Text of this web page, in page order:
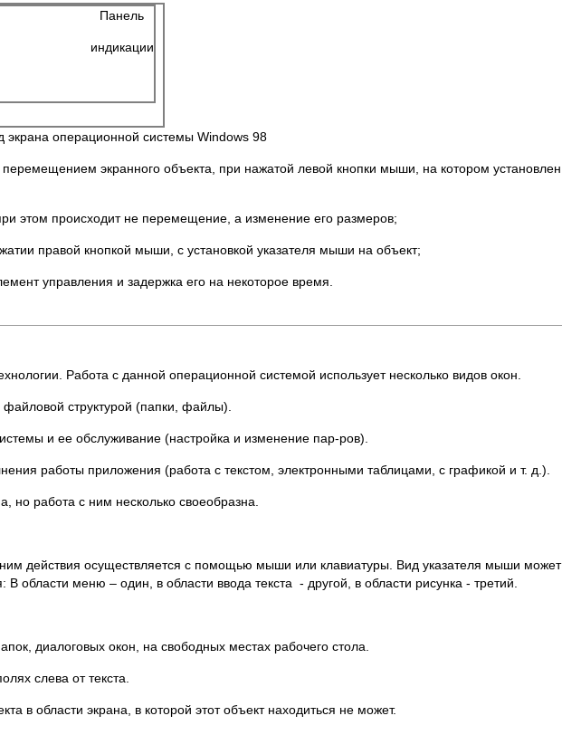
Панель
индикации
экрана операционной системы Windows 98
экранного объекта, при нажатой левой кнопки мыши, на котором установлен
этом происходит не перемещение, а изменение его размеров;
правой кнопкой мыши, с установкой указателя мыши на объект;
управления и задержка его на некоторое время.
Работа с данной операционной системой использует несколько видов окон.
структурой (папки, файлы).
и ее обслуживание (настройка и изменение пар-ров).
работы приложения (работа с текстом, электронными таблицами, с графикой и т. д.).
но работа с ним несколько своеобразна.
действия осуществляется с помощью мыши или клавиатуры. Вид указателя мыши может
В области меню – один, в области ввода текста - другой, в области рисунка - третий.
диалоговых окон, на свободных местах рабочего стола.
слева от текста.
в области экрана, в которой этот объект находиться не может.